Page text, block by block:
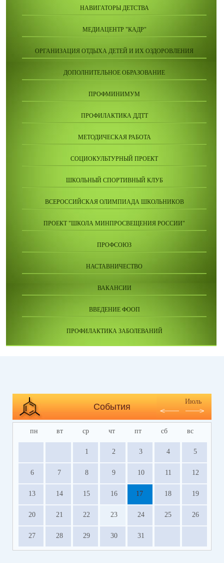
НАВИГАТОРЫ ДЕТСТВА
МЕДИАЦЕНТР "КАДР"
ОРГАНИЗАЦИЯ ОТДЫХА ДЕТЕЙ И ИХ ОЗДОРОВЛЕНИЯ
ДОПОЛНИТЕЛЬНОЕ ОБРАЗОВАНИЕ
ПРОФМИНИМУМ
ПРОФИЛАКТИКА ДДТТ
МЕТОДИЧЕСКАЯ РАБОТА
СОЦИОКУЛЬТУРНЫЙ ПРОЕКТ
ШКОЛЬНЫЙ СПОРТИВНЫЙ КЛУБ
ВСЕРОССИЙСКАЯ ОЛИМПИАДА ШКОЛЬНИКОВ
ПРОЕКТ "ШКОЛА МИНПРОСВЕЩЕНИЯ РОССИИ"
ПРОФСОЮЗ
НАСТАВНИЧЕСТВО
ВАКАНСИИ
ВВЕДЕНИЕ ФООП
ПРОФИЛАКТИКА ЗАБОЛЕВАНИЙ
События
Июль
пн вт ср чт пт сб вс
1 2 3 4 5
6 7 8 9 10 11 12
13 14 15 16 17 18 19
20 21 22 23 24 25 26
27 28 29 30 31